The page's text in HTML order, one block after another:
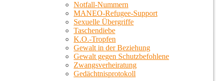
Notfall-Nummern
MANEO-Refugee-Support
Sexuelle Übergriffe
Taschendiebe
K.O.-Tropfen
Gewalt in der Beziehung
Gewalt gegen Schutzbefohlene
Zwangsverheiratung
Gedächtnisprotokoll